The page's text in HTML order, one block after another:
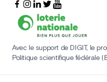
Avec le support de DIGIT, le
Politique scientifique fédérale